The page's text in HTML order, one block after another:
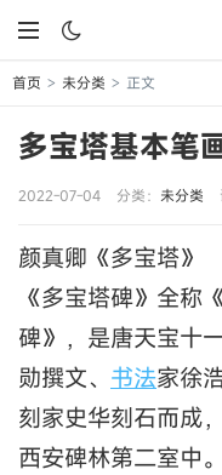
首页 > 未分类 > 正文
多宝塔基本笔
2022-07-04 分类： 未分类
颜真卿《多宝塔》
《多宝塔碑》全称
碑》，是唐天宝十
勋撰文、 书法家徐
刻家史华刻石而成
西安碑林第二室中。